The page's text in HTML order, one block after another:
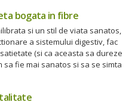
bogata in fibre
si un stil de viata sanatos,
a sistemului digestiv, fac
(si ca aceasta sa dureze
sa fie mai sanatos si sa se simta